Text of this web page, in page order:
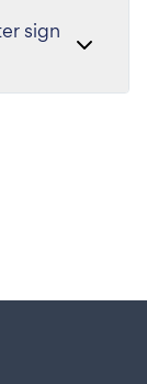
sign